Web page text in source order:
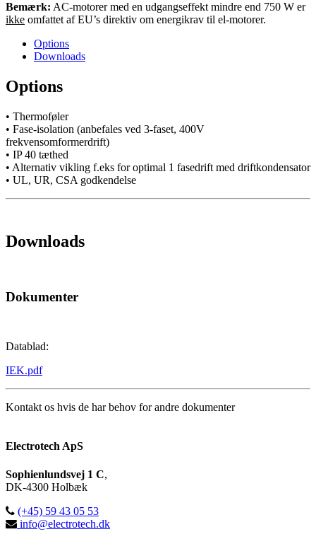
Bemærk: AC-motorer med en udgangseffekt mindre end 750 W er
ikke omfattet af EU’s direktiv om energikrav til el-motorer.
Options
Downloads
Options
• Thermoføler
• Fase-isolation (anbefales ved 3-faset, 400V
frekvensomformerdrift)
• IP 40 tæthed
• Alternativ vikling f.eks for optimal 1 fasedrift med driftkondensator
• UL, UR, CSA godkendelse
Downloads
Dokumenter
Datablad:
IEK.pdf
Kontakt os hvis de har behov for andre dokumenter
Electrotech ApS
Sophienlundsvej 1 C,
DK-4300 Holbæk
(+45) 59 43 05 53
info@electrotech.dk